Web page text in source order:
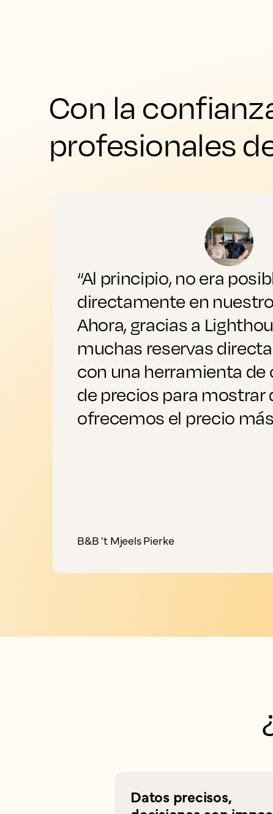
Con la
profesionales
“Al principio, no era
directamente en
Ahora, gracias a
muchas reservas
con una herramienta
de precios para mostrar
ofrecemos el precio
B&B 't Mjeels Pierke
Datos precisos,